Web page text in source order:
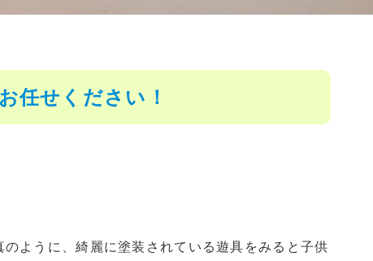
任せください！
のように、綺麗に塗装されている遊具をみると子供